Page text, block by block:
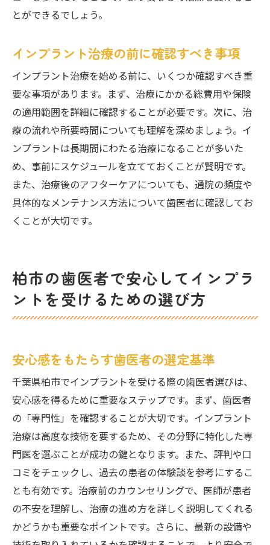
とができるでしょう。
インプラント治療の前に確認すべき事項
インプラント治療を始める前に、いくつか確認すべき重
要な事項があります。まず、治療にかかる総費用や保険
の適用範囲を詳細に確認することが必要です。次に、治
療の流れや所要時間についても理解を深めましょう。イ
ンプラントは長期間にわたる治療になることが多いた
め、事前にスケジュールを立てておくことが賢明です。
また、治療後のアフターケアについても、通院の頻度や
具体的なメンテナンス方法について歯医者に確認してお
くことが大切です。
柏市の歯医者で安心してインプラ
ントを受けるための選び方
安心感をもたらす歯医者の選定基準
千葉県柏市でインプラントを受ける際の歯医者選びは、
安心感を得るために重要なステップです。まず、歯医者
の「専門性」を確認することが大切です。インプラント
治療は高度な技術を要するため、その分野に特化した専
門医を選ぶことが成功の鍵となります。また、評判や口
コミをチェックし、過去の患者の体験談を参考にするこ
とも有効です。治療前のカウンセリングで、医師が患者
の不安を理解し、治療の進め方を詳しく説明してくれる
かどうかも重要なポイントです。さらに、最新の設備や